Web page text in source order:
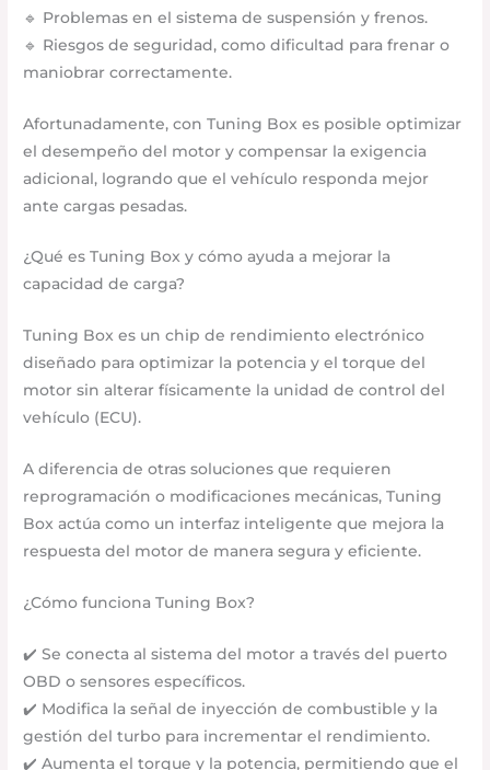
🔹 Problemas en el sistema de suspensión y frenos.
🔹 Riesgos de seguridad, como dificultad para frenar o
maniobrar correctamente.
Afortunadamente, con Tuning Box es posible optimizar
el desempeño del motor y compensar la exigencia
adicional, logrando que el vehículo responda mejor
ante cargas pesadas.
¿Qué es Tuning Box y cómo ayuda a mejorar la
capacidad de carga?
Tuning Box es un chip de rendimiento electrónico
diseñado para optimizar la potencia y el torque del
motor sin alterar físicamente la unidad de control del
vehículo (ECU).
A diferencia de otras soluciones que requieren
reprogramación o modificaciones mecánicas, Tuning
Box actúa como un interfaz inteligente que mejora la
respuesta del motor de manera segura y eficiente.
¿Cómo funciona Tuning Box?
✔️ Se conecta al sistema del motor a través del puerto
OBD o sensores específicos.
✔️ Modifica la señal de inyección de combustible y la
gestión del turbo para incrementar el rendimiento.
✔️ Aumenta el torque y la potencia, permitiendo que el